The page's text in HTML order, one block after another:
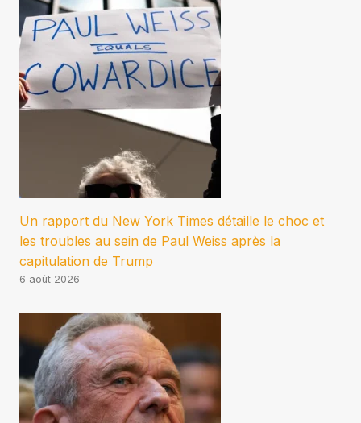
Un rapport du New York Times détaille le choc et
les troubles au sein de Paul Weiss après la
capitulation de Trump
6 août 2026